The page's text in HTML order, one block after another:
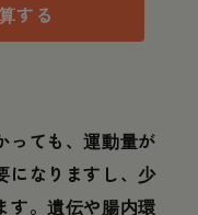
する
っても、運動量が
になりますし、少
す。遺伝や腸内環